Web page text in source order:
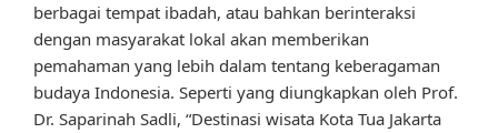
berbagai tempat ibadah, atau bahkan berinteraksi
dengan masyarakat lokal akan memberikan
pemahaman yang lebih dalam tentang keberagaman
budaya Indonesia. Seperti yang diungkapkan oleh Prof.
Dr. Saparinah Sadli, “Destinasi wisata Kota Tua Jakarta